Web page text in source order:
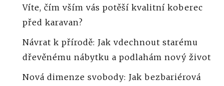
Víte, čím vším vás potěší kvalitní koberec
před karavan?
Návrat k přírodě: Jak vdechnout starému
dřevěnému nábytku a podlahám nový život
Nová dimenze svobody: Jak bezbariérová